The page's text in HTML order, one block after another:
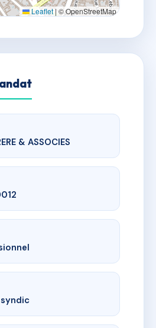
Leaflet | © OpenStreetMap
& ASSOCIES